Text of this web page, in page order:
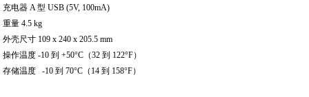
充电器 A 型 USB (5V, 100mA)
重量 4.5 kg
外壳尺寸 109 x 240 x 205.5 mm
操作温度 -10 到 +50°C（32 到 122°F）
存储温度 -10 到 70°C（14 到 158°F）